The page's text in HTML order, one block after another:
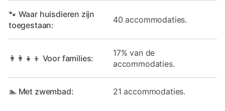
🐾 Waar huisdieren zijn
toegestaan:
40 accommodaties.
👩‍👩‍👧‍👦 Voor families:
17% van de
accommodaties.
🏊 Met zwembad: 21 accommodaties.